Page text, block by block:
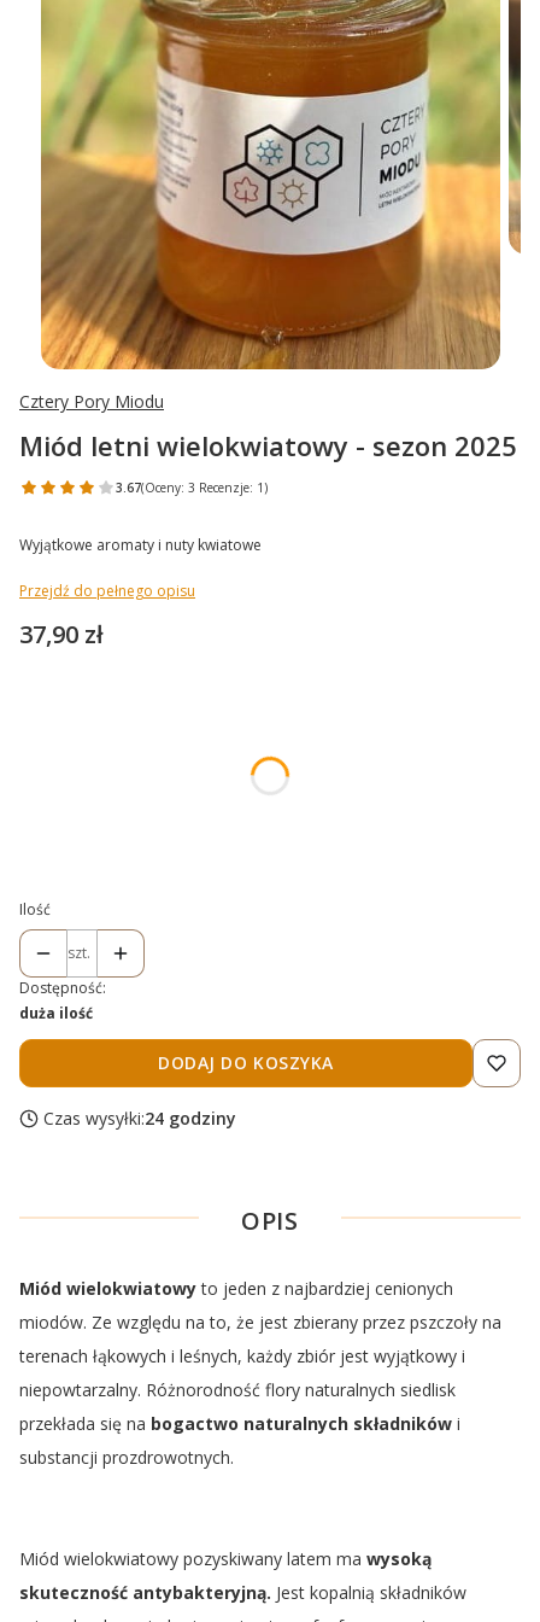
Cztery Pory Miodu
Miód letni wielokwiatowy - sezon 2025
3.67(Oceny: 3 Recenzje: 1)
Wyjątkowe aromaty i nuty kwiatowe
Przejdź do pełnego opisu
Cena
37,90 zł
Ilość
szt.
Dostępność:
duża ilość
DODAJ DO KOSZYKA
Czas wysyłki:24 godziny
OPIS
Miód wielokwiatowyto jeden z najbardziej cenionych
miodów. Ze względu na to, że jest zbierany przez pszczoły na
terenach łąkowych i leśnych, każdy zbiór jest wyjątkowy i
niepowtarzalny. Różnorodność flory naturalnych siedlisk
przekłada się na bogactwo naturalnych składników i
substancji prozdrowotnych.
Miód wielokwiatowy pozyskiwany latem ma wysoką
skuteczność antybakteryjną. Jest kopalnią składników